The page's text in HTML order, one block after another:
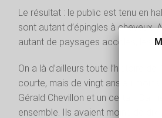
Le résultat : le public est tenu en
sont autant d’épingles à cheveux.
autant de paysages accolés, les
On a là d’ailleurs toute l’histoire
courte, mais de vingt ans au moins
Gérald Chevillon et un certain
ensemble. Ils avaient moins de dix